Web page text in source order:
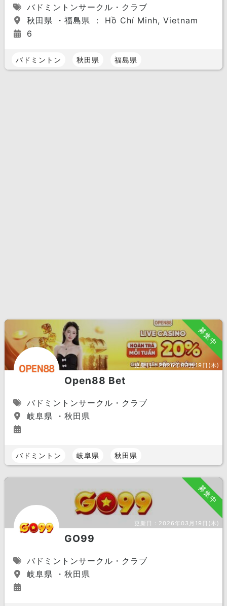
バドミントンサークル・クラブ
秋田県 ・福島県 ： Hồ Chí Minh, Vietnam
6
バドミントン 秋田県 福島県
募集中
更新日：2026年03月19日(木)
Open88 Bet
バドミントンサークル・クラブ
岐阜県 ・秋田県
バドミントン 岐阜県 秋田県
募集中
更新日： 2026年03月19日(木)
GO99
バドミントンサークル・クラブ
岐阜県 ・秋田県